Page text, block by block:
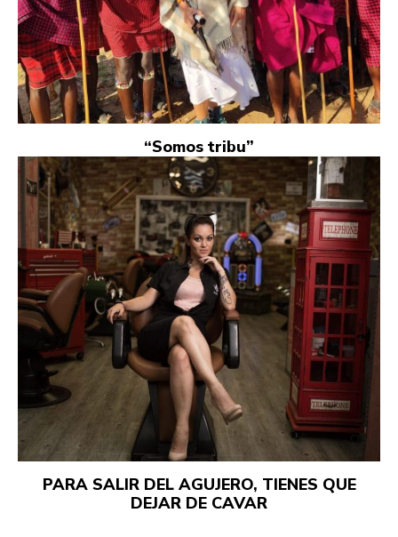
“Somos tribu”
PARA SALIR DEL AGUJERO, TIENES QUE
DEJAR DE CAVAR